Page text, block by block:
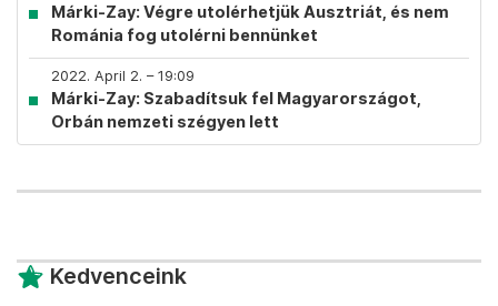
Márki-Zay: Végre utolérhetjük Ausztriát, és nem
Románia fog utolérni bennünket
2022. April 2. – 19:09
Márki-Zay: Szabadítsuk fel Magyarországot,
Orbán nemzeti szégyen lett
Kedvenceink